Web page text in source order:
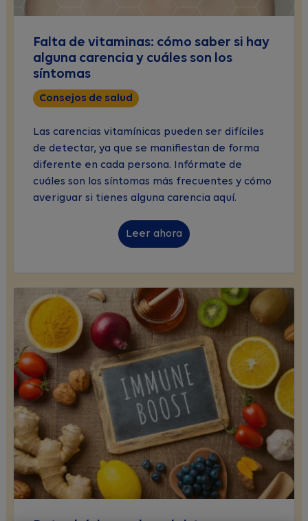
Falta de vitaminas: cómo saber si hay
alguna carencia y cuáles son los
síntomas
Consejos de salud
Las carencias vitamínicas pueden ser difíciles
de detectar, ya que se manifiestan de forma
diferente en cada persona. Infórmate de
cuáles son los síntomas más frecuentes y cómo
averiguar si tienes alguna carencia aquí.
Leer ahora